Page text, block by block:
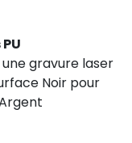
gravure laser
Noir pour